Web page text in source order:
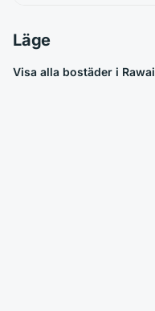
Läge
Visa alla bostäder i Rawai